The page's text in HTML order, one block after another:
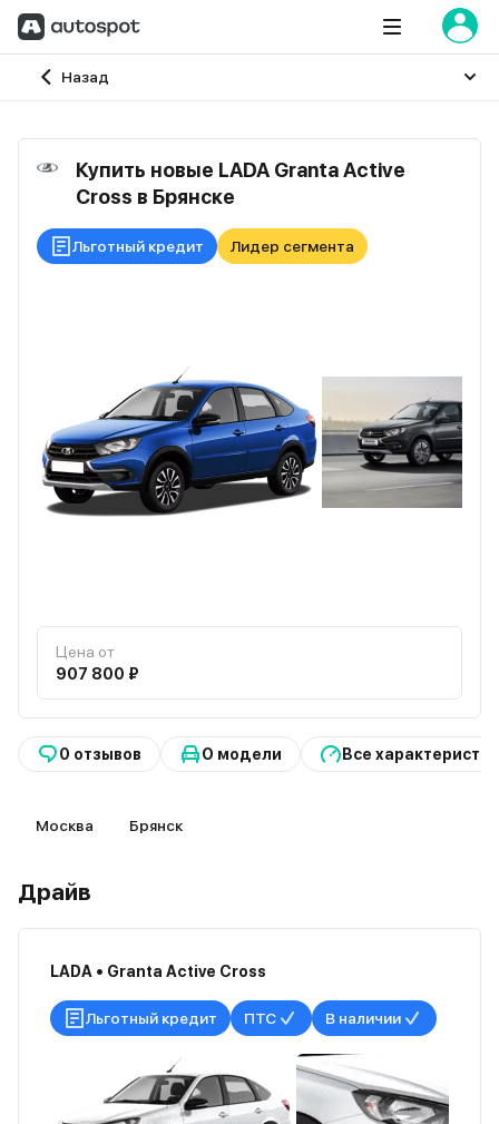
Назад
Главная
Купить новые LADA Granta Active
Cross в Брянске
Льготный кредит Лидер сегмента
Цена от
907 800 ₽
0 отзывов О модели Все
Москва Брянск
Драйв
LADA • Granta Active Cross
Льготный кредит ПТС В наличии